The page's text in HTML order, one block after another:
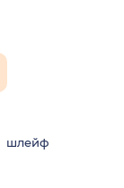
шлейф